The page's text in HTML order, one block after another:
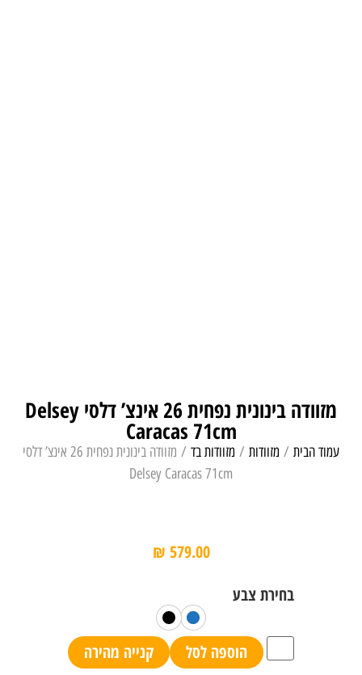
מזוודה בינונית נפחית 26 אינצ’ דלסי Delsey
Caracas 71cm
עמוד הבית / מזוודות / מזוודות בד
/ מזוודה בינונית נפחית 26 אינצ’ דלסי
Delsey Caracas 71cm
₪ 579.00
הוספה לסל קנייה מהירה